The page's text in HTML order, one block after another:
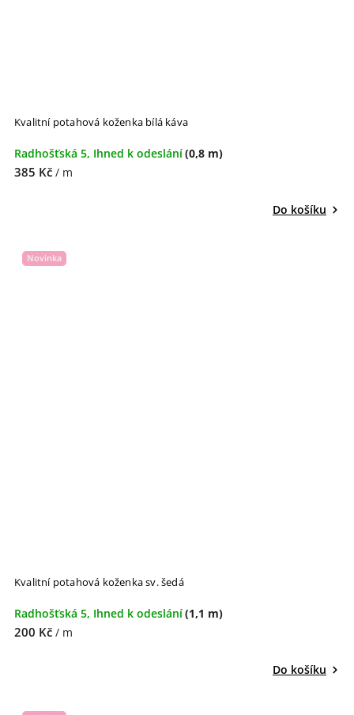
Kvalitní potahová koženka bílá káva
Radhošťská 5, Ihned k odeslání(0,8 m)
385 Kč / m
Do košíku
Novinka
Kvalitní potahová koženka sv. šedá
Radhošťská 5, Ihned k odeslání(1,1 m)
200 Kč / m
Do košíku